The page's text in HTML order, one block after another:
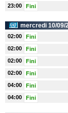
23:00
Fini
mercredi 10/09/
02:00 Fini
02:00
Fini
02:00
Fini
02:00
Fini
04:00
Fini
04:00
Fini